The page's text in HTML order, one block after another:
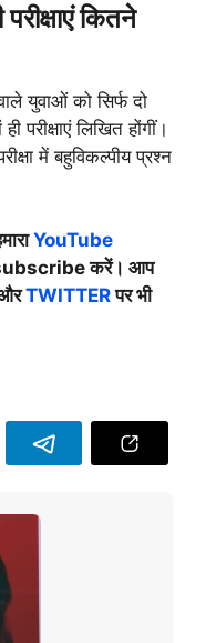
कितने
युवाओं को सिर्फ दो
परीक्षाएं लिखित होंगीं।
में बहुविकल्पीय प्रश्न
YouTube
करें। आप
TWITTERपर भी